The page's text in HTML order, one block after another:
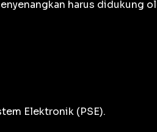
harus didukung
Elektronik (PSE).